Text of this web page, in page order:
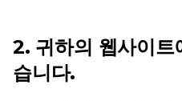
2. 귀하의 웹사이
습니다.